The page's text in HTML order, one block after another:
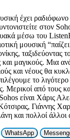
έχει
στον
μέσω του
μουσική
ταξιδεύοντας
και μαγικούς. Μια
και νέους θα
το
Μερικοί από τους
είναι Χάρις
Γιάννης
και πολλοί άλλοι
WhatsApp